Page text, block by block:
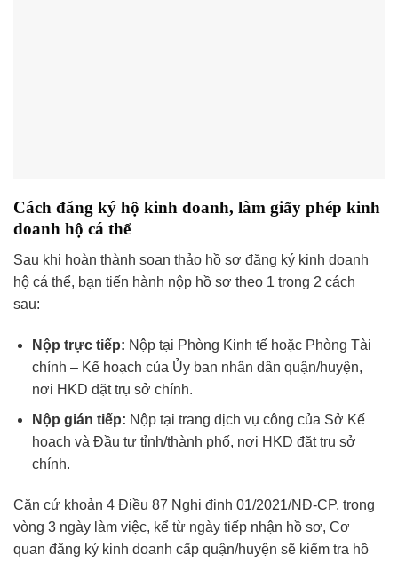
Cách đăng ký hộ kinh doanh, làm giấy phép kinh
doanh hộ cá thể
Sau khi hoàn thành soạn thảo hồ sơ đăng ký kinh doanh
hộ cá thể, bạn tiến hành nộp hồ sơ theo 1 trong 2 cách
sau:
Nộp trực tiếp: Nộp tại Phòng Kinh tế hoặc Phòng Tài
chính – Kế hoạch của Ủy ban nhân dân quận/huyện,
nơi HKD đặt trụ sở chính.
Nộp gián tiếp: Nộp tại trang dịch vụ công của Sở Kế
hoạch và Đầu tư tỉnh/thành phố, nơi HKD đặt trụ sở
chính.
Căn cứ khoản 4 Điều 87 Nghị định 01/2021/NĐ-CP, trong
vòng 3 ngày làm việc, kể từ ngày tiếp nhận hồ sơ, Cơ
quan đăng ký kinh doanh cấp quận/huyện sẽ kiểm tra hồ